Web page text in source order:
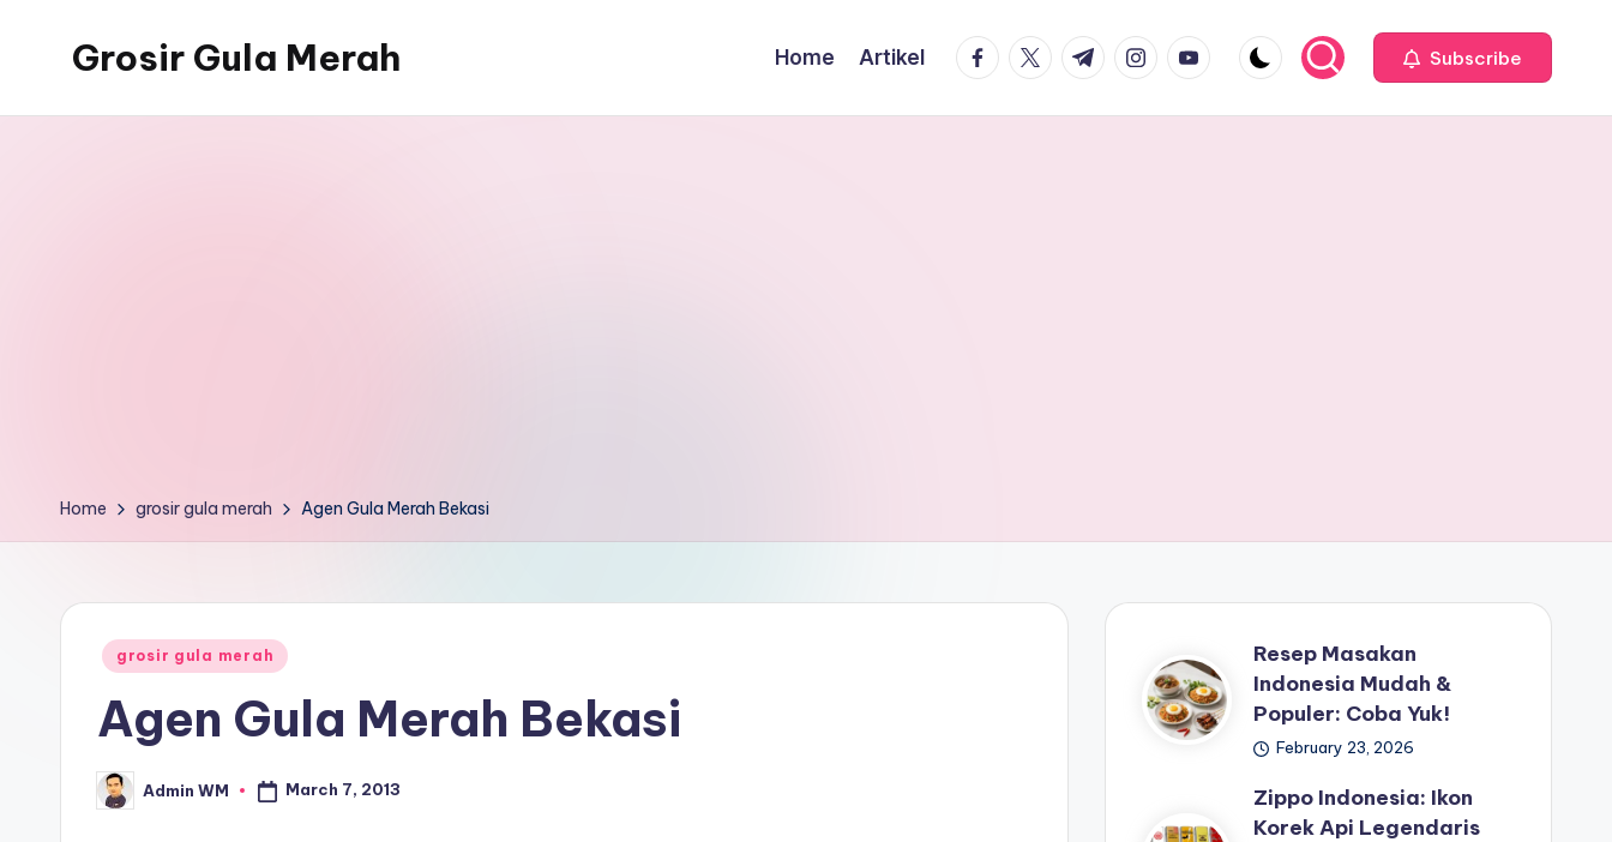
Grosir Gula Merah Home Artikel facebook.com
twitter.com
t.me instagram.com
youtube.com Subscribe
Home grosir gula merah Agen Gula Merah Bekasi
Posted
grosir gula merah
Agen Gula Merah Bekasi
Posted
by
Admin WM March 7, 2013
Resep Masakan
Indonesia Mudah &
Populer: Coba Yuk!
February 23, 2026
Zippo Indonesia: Ikon
Korek Api Legendaris